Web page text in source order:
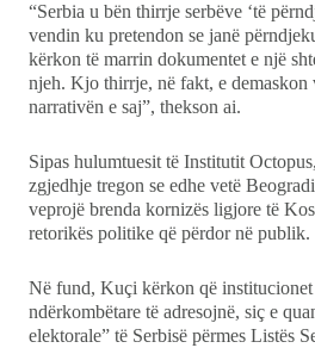
“Serbia u bën thirrje serbëve ‘të
vendin ku pretendon se janë
kërkon të marrin dokumentet e një
njeh. Kjo thirrje, në fakt, e demaskon
narrativën e saj”, thekson ai.
Sipas hulumtuesit të Institutit
zgjedhje tregon se edhe vetë
veprojë brenda kornizës ligjore të
retorikës politike që përdor në publik.
Në fund, Kuçi kërkon që institucionet
ndërkombëtare të adresojnë, siç e
elektorale” të Serbisë përmes Listës